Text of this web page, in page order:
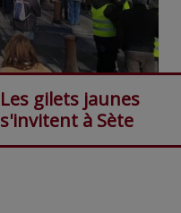
Les gilets jaunes
s'invitent à Sète